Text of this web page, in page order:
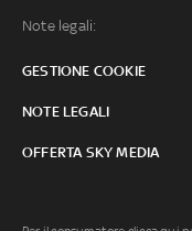
Note legali:
GESTIONE COOKIE
NOTE LEGALI
OFFERTA SKY MEDIA